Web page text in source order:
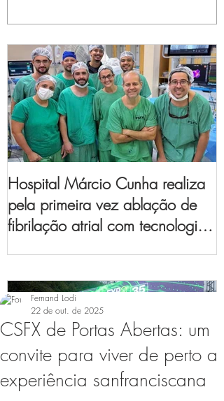
Hospital Márcio Cunha realiza
pela primeira vez ablação de
fibrilação atrial com tecnologia
CSFX de Portas Abertas: um
convite para viver de perto a
experiência sanfranciscana
Fernand Lodi
22 de out. de 2025